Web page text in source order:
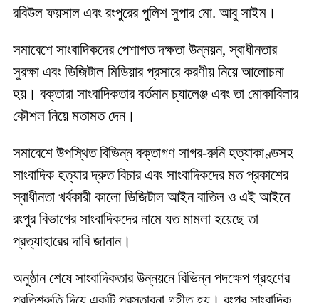
রবিউল ফয়সাল এবং রংপুরের পুলিশ সুপার মো. আবু সাইম।
সমাবেশে সাংবাদিকদের পেশাগত দক্ষতা উন্নয়ন, স্বাধীনতার
সুরক্ষা এবং ডিজিটাল মিডিয়ার প্রসারে করণীয় নিয়ে আলোচনা
হয়। বক্তারা সাংবাদিকতার বর্তমান চ্যালেঞ্জ এবং তা মোকাবিলার
কৌশল নিয়ে মতামত দেন।
সমাবেশে উপস্থিত বিভিন্ন বক্তাগণ সাগর-রুনি হত্যাকাণ্ডসহ
সাংবাদিক হত্যার দ্রুত বিচার এবং সাংবাদিকদের মত প্রকাশের
স্বাধীনতা খর্বকারী কালো ডিজিটাল আইন বাতিল ও এই আইনে
রংপুর বিভাগের সাংবাদিকদের নামে যত মামলা হয়েছে তা
প্রত্যাহারের দাবি জানান।
অনুষ্ঠান শেষে সাংবাদিকতার উন্নয়নে বিভিন্ন পদক্ষেপ গ্রহণের